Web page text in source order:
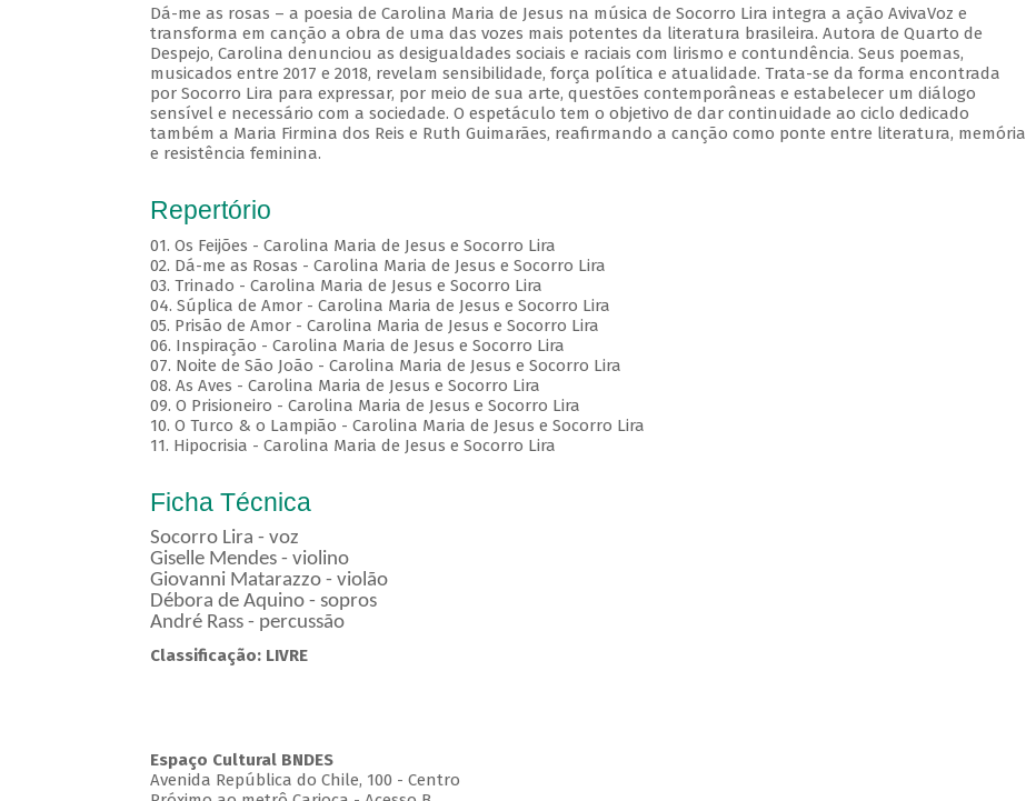
Dá-me as rosas – a poesia de Carolina Maria de Jesus na música de Socorro Lira integra a ação AvivaVoz e
transforma em canção a obra de uma das vozes mais potentes da literatura brasileira. Autora de Quarto de
Despejo, Carolina denunciou as desigualdades sociais e raciais com lirismo e contundência. Seus poemas,
musicados entre 2017 e 2018, revelam sensibilidade, força política e atualidade. Trata-se da forma encontrada
por Socorro Lira para expressar, por meio de sua arte, questões contemporâneas e estabelecer um diálogo
sensível e necessário com a sociedade. O espetáculo tem o objetivo de dar continuidade ao ciclo dedicado
também a Maria Firmina dos Reis e Ruth Guimarães, reafirmando a canção como ponte entre literatura, memória
e resistência feminina.
Repertório
01. Os Feijões - Carolina Maria de Jesus e Socorro Lira
02. Dá-me as Rosas - Carolina Maria de Jesus e Socorro Lira
03. Trinado - Carolina Maria de Jesus e Socorro Lira
04. Súplica de Amor - Carolina Maria de Jesus e Socorro Lira
05. Prisão de Amor - Carolina Maria de Jesus e Socorro Lira
06. Inspiração - Carolina Maria de Jesus e Socorro Lira
07. Noite de São João - Carolina Maria de Jesus e Socorro Lira
08. As Aves - Carolina Maria de Jesus e Socorro Lira
09. O Prisioneiro - Carolina Maria de Jesus e Socorro Lira
10. O Turco & o Lampião - Carolina Maria de Jesus e Socorro Lira
11. Hipocrisia - Carolina Maria de Jesus e Socorro Lira
Ficha Técnica
Socorro Lira - voz
Giselle Mendes - violino
Giovanni Matarazzo - violão
Débora de Aquino - sopros
André Rass - percussão
Classificação: LIVRE
Espaço Cultural BNDES
Avenida República do Chile, 100 - Centro